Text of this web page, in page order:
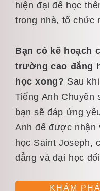
hiện đại để học
trong nhà, tổ chức
Bạn có kế hoạch
trường cao đẳng
học xong? Sau
Tiếng Anh Chuyên
bạn sẽ đáp ứng
Anh để được nhận
học Saint Joseph,
đẳng và đại học
KHÁM